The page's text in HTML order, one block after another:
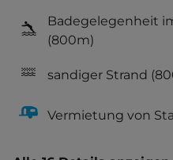
Badegelegenheit
(800m)
sandiger Strand
Vermietung von